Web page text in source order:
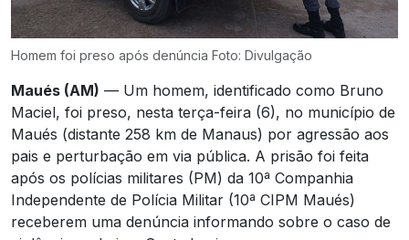
Homem foi preso após denúncia Foto: Divulgação
Maués (AM) — Um homem, identificado como Bruno
Maciel, foi preso, nesta terça-feira (6), no município de
Maués (distante 258 km de Manaus) por agressão aos
pais e perturbação em via pública. A prisão foi feita
após os polícias militares (PM) da 10ª Companhia
Independente de Polícia Militar (10ª CIPM Maués)
receberem uma denúncia informando sobre o caso de